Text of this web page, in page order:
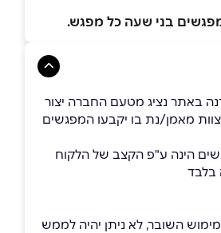
באתר נציג מטעם החברה יצור
מאמן/נת בו יקבעו המפגשים
הינה ע"פ הקצב של הלקוח
בלבד
השובר, לא ניתן יהיה לממש